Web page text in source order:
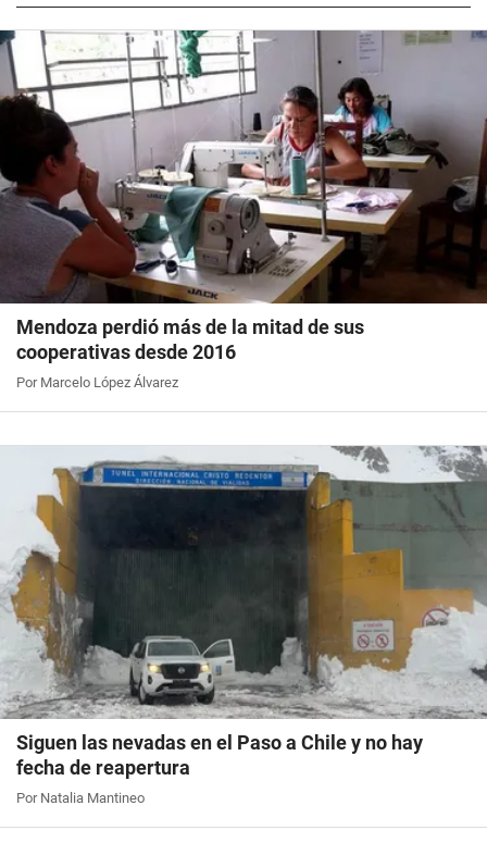
Mendoza perdió más de la mitad de sus
cooperativas desde 2016
Por Marcelo López Álvarez
Siguen las nevadas en el Paso a Chile y no hay
fecha de reapertura
Por Natalia Mantineo